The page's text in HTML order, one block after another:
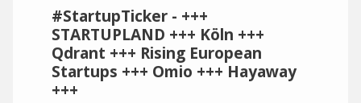
#StartupTicker - +++
STARTUPLAND +++ Köln +++
Qdrant +++ Rising European
Startups +++ Omio +++ Hayaway
+++